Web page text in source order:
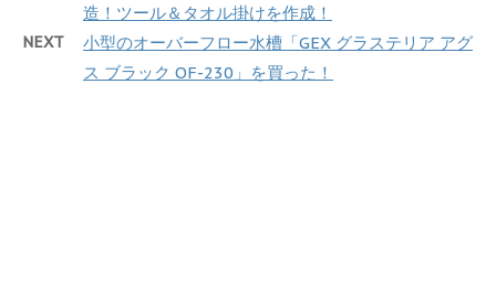
造！ツール＆タオル掛けを作成！
NEXT
小型のオーバーフロー水槽「GEX グラステリア アグ
ス ブラック OF-230」を買った！